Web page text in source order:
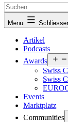
Menu
Artikel
Podcasts
Awards
Swiss
Swiss
Events
Marktplatz
Communities